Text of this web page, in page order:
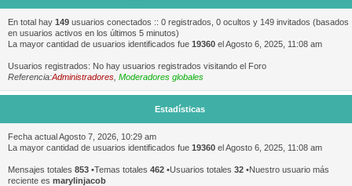
En total hay 149 usuarios conectados :: 0 registrados, 0 ocultos y 149 invitados (basados
en usuarios activos en los últimos 5 minutos)
La mayor cantidad de usuarios identificados fue 19360 el Agosto 6, 2025, 11:08 am
Usuarios registrados: No hay usuarios registrados visitando el Foro
Referencia:Administradores Moderadores globales
Estadísticas
Fecha actual Agosto 7, 2026, 10:29 am
La mayor cantidad de usuarios identificados fue 19360 el Agosto 6, 2025, 11:08 am
Mensajes totales 853 •Temas totales 462 •Usuarios totales 32 •Nuestro usuario más
reciente es marylinjacob